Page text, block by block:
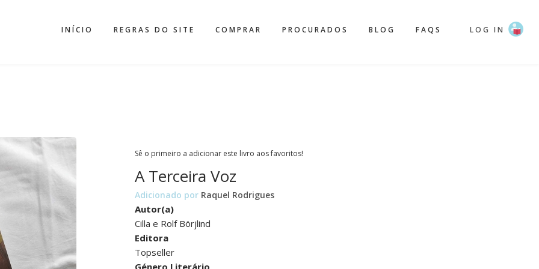
INÍCIO REGRAS DO SITE COMPRAR PROCURADOS BLOG FAQS LOG IN
Sê o primeiro a adicionar este livro aos favoritos!
A Terceira Voz
Adicionado por Raquel Rodrigues
Autor(a)
Cilla e Rolf Börjlind
Editora
Topseller
Género Literário